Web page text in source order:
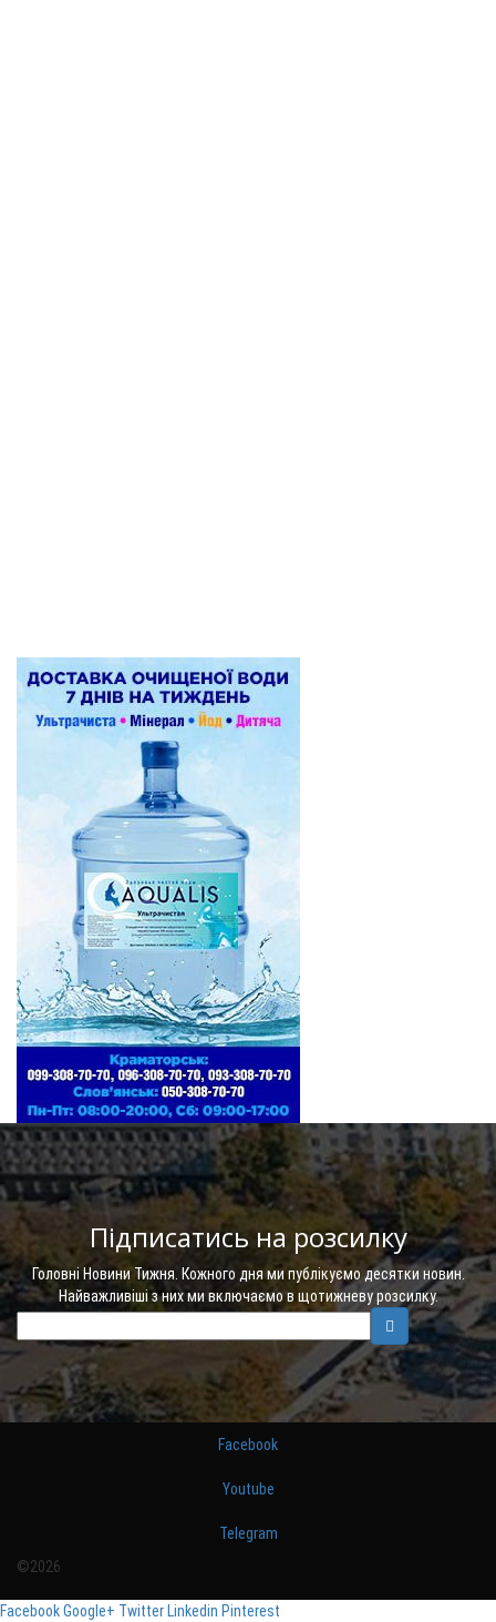
Підписатись на розсилку
Головні Новини Тижня. Кожного дня ми публікуємо десятки новин.
Найважливіші з них ми включаємо в щотижневу розсилку.
Facebook
Youtube
Telegram
©2026
FacebookGoogle+ Twitter Linkedin Pinterest